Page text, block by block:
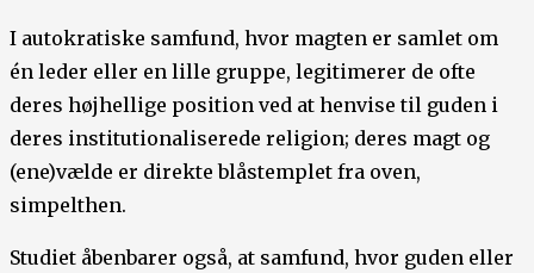
I autokratiske samfund, hvor magten er samlet om
én leder eller en lille gruppe, legitimerer de ofte
deres højhellige position ved at henvise til guden i
deres institutionaliserede religion; deres magt og
(ene)vælde er direkte blåstemplet fra oven,
simpelthen.
Studiet åbenbarer også, at samfund, hvor guden eller